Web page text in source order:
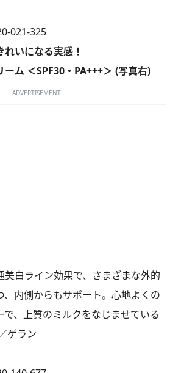
021-325
いになる実感！
ム ＜SPF30・PA+++＞ (写真右)
ADVERTISEMENT
白ライン効果で、さまざまな外的
内側からもサポート。心地よくの
、上質のミルクをなじませている
ゲラン